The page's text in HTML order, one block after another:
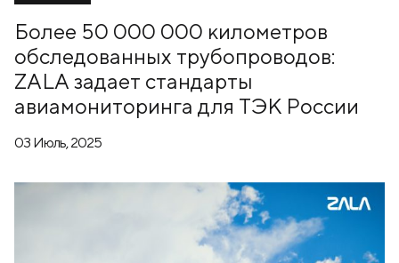
Более 50 000 000 километров
обследованных трубопроводов:
ZALA задает стандарты
авиамониторинга для ТЭК России
03 Июль, 2025